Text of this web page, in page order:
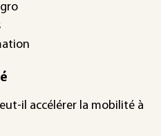
il accélérer la mobilité à